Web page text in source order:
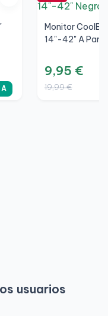
A
Monitor
14"-42" A
9,95 €
19,99 €
usuarios